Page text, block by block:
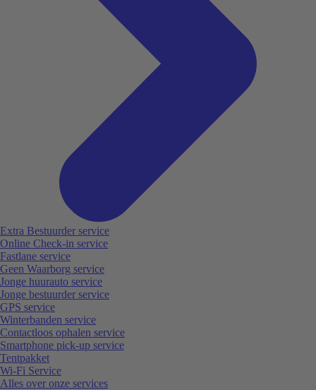
Extra Bestuurder service
Online Check-in service
Fastlane service
Geen Waarborg service
Jonge huurauto service
Jonge bestuurder service
GPS service
Winterbanden service
Contactloos ophalen service
Smartphone pick-up service
Tentpakket
Wi-Fi Service
Alles over onze services